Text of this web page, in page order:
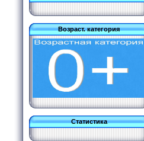
Возраст. категория
Статистика